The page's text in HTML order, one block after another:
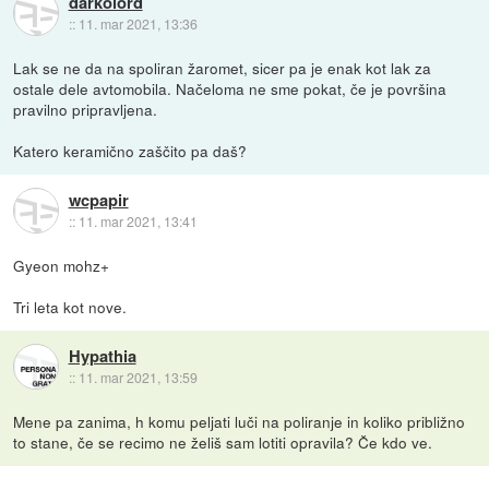
:: 11. mar 2021, 13:36
Lak se ne da na spoliran žaromet, sicer pa je enak kot lak za
ostale dele avtomobila. Načeloma ne sme pokat, če je površina
pravilno pripravljena.
Katero keramično zaščito pa daš?
wcpapir
:: 11. mar 2021, 13:41
Gyeon mohz+
Tri leta kot nove.
Hypathia
:: 11. mar 2021, 13:59
Mene pa zanima, h komu peljati luči na poliranje in koliko približno
to stane, če se recimo ne želiš sam lotiti opravila? Če kdo ve.